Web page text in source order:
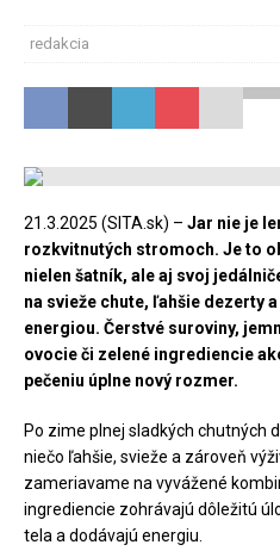
redakcia
21.3.2025 (SITA.sk) – Jar nie je
rozkvitnutých stromoch. Je to
nielen šatník, ale aj svoj
na svieže chute, ľahšie dezerty
energiou. Čerstvé suroviny,
ovocie či zelené ingrediencie
pečeniu úplne nový rozmer.
Po zime plnej sladkých chutných
niečo ľahšie, svieže a zároveň
zameriavame na vyvážené
ingrediencie zohrávajú dôležitú
tela a dodávajú energiu.